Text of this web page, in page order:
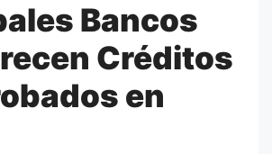
Bancos
Créditos
en